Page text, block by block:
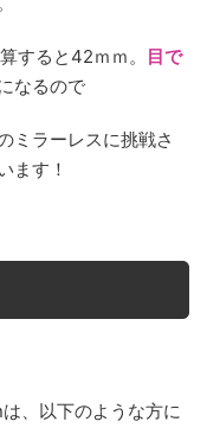
すると42ｍｍ。
目で
なるので
ミラーレスに挑戦さ
ます！
、以下のような方に